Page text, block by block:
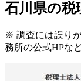
石川県の税
※ 調査には誤り
務所の公式HPな